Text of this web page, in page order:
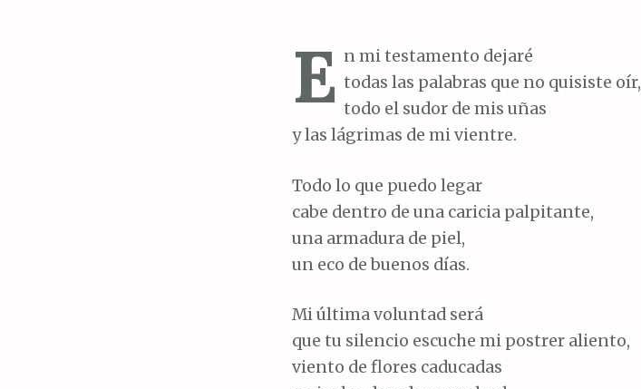
E n mi testamento dejaré
todas las palabras que no quisiste oír,
todo el sudor de mis uñas
y las lágrimas de mi vientre.
Todo lo que puedo legar
cabe dentro de una caricia palpitante,
una armadura de piel,
un eco de buenos días.
Mi última voluntad será
que tu silencio escuche mi postrer aliento,
viento de flores caducadas